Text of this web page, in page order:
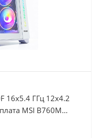
16x5.4 ГГц 12x4.2
MSI B760M
4060Ti 8Гб,